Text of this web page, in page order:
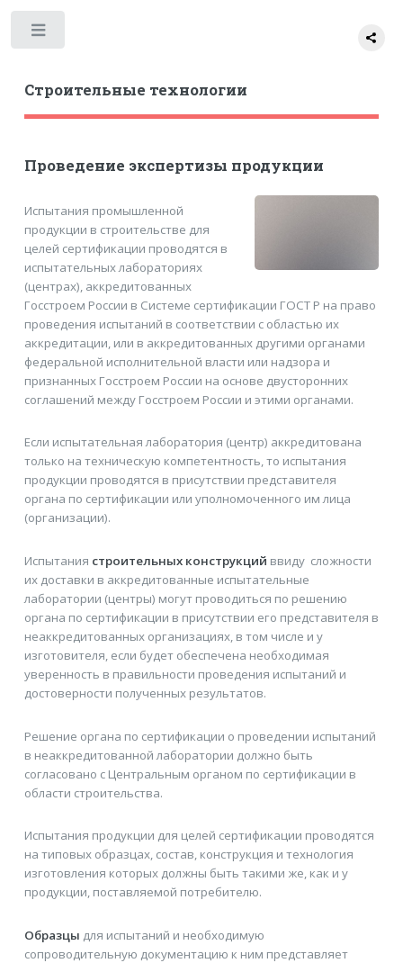
Строительные технологии
Проведение экспертизы продукции
Испытания промышленной
продукции в строительстве для
целей сертификации проводятся в
испытательных лабораториях
(центрах), аккредитованных
Госстроем России в Системе сертификации ГОСТ Р на право
проведения испытаний в соответствии с областью их
аккредитации, или в аккредитованных другими органами
федеральной исполнительной власти или надзора и
признанных Госстроем России на основе двусторонних
соглашений между Госстроем России и этими органами.
Если испытательная лаборатория (центр) аккредитована
только на техническую компетентность, то испытания
продукции проводятся в присутствии представителя
органа по сертификации или уполномоченного им лица
(организации).
Испытания строительных конструкций ввиду сложности
их доставки в аккредитованные испытательные
лаборатории (центры) могут проводиться по решению
органа по сертификации в присутствии его представителя в
неаккредитованных организациях, в том числе и у
изготовителя, если будет обеспечена необходимая
уверенность в правильности проведения испытаний и
достоверности полученных результатов.
Решение органа по сертификации о проведении испытаний
в неаккредитованной лаборатории должно быть
согласовано с Центральным органом по сертификации в
области строительства.
Испытания продукции для целей сертификации проводятся
на типовых образцах, состав, конструкция и технология
изготовления которых должны быть такими же, как и у
продукции, поставляемой потребителю.
Образцы для испытаний и необходимую
сопроводительную документацию к ним представляет